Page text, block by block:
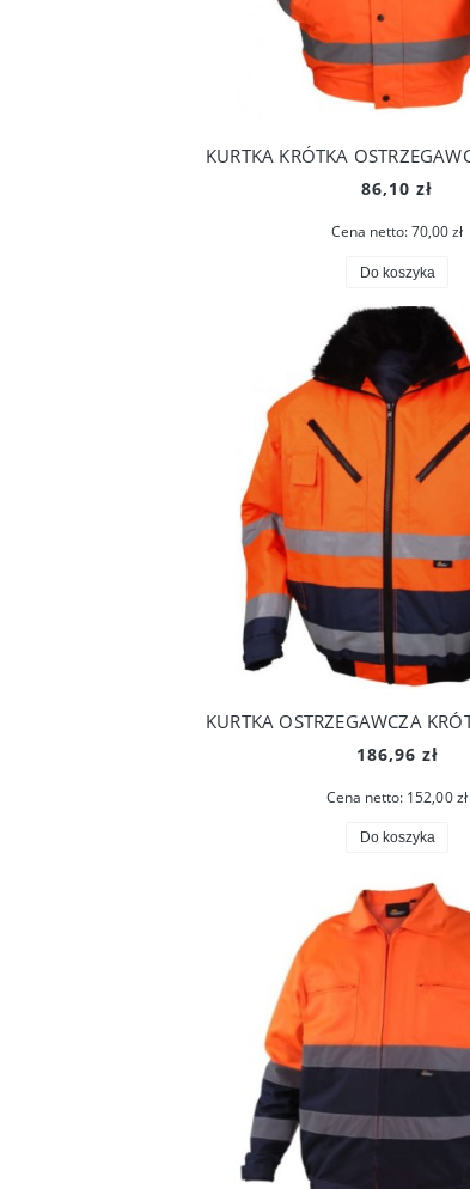
86,10 zł
Cena netto:70,00 zł
Do koszyka
186,96 zł
Cena netto: 152,00 zł
Do koszyka